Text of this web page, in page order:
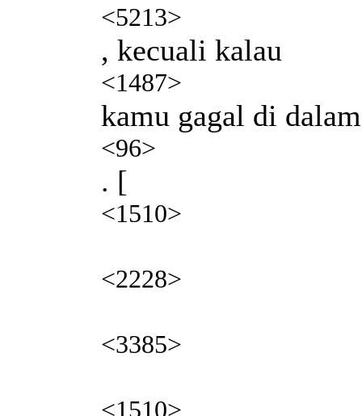
<5213>
, kecuali kalau
<1487>
kamu gagal di
<96>
. [
<1510>
<2228>
<3385>
<1510>